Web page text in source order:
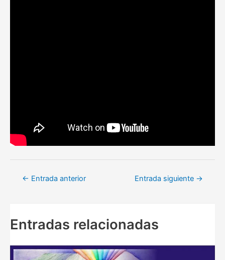
Navegación
← Entrada anterior Entrada siguiente →
Entradas relacionadas